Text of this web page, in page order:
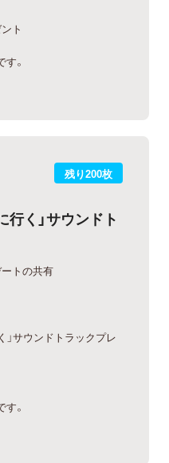
ト
。
残り200枚
行く」サウンドト
トの共有
」サウンドトラックプレ
。